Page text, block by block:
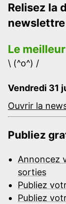
Relisez la
newslettre
Le
\ (^o^) /
Vendredi 31
Ouvrir la
Publiez
Annoncez
sorties
Publiez
Publiez